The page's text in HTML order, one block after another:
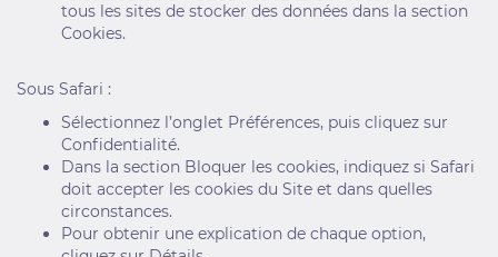
tous les sites de stocker des données dans la section
Cookies.
Sous Safari :
Sélectionnez l’onglet Préférences, puis cliquez sur
Confidentialité.
Dans la section Bloquer les cookies, indiquez si Safari
doit accepter les cookies du Site et dans quelles
circonstances.
Pour obtenir une explication de chaque option,